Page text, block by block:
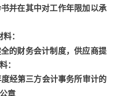
并在其中对工作年限加以承
：
的财务会计制度，供应商提
：
度经第三方会计事务所审计的
章